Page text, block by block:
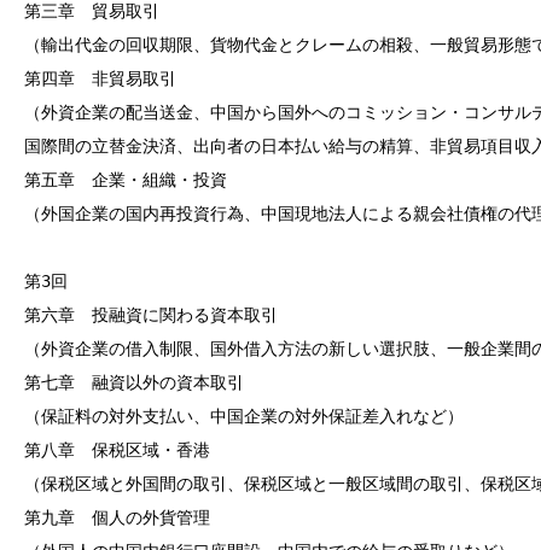
第三章　貿易取引
（輸出代金の回収期限、貨物代金とクレームの相殺、一般貿易形態
第四章　非貿易取引
（外資企業の配当送金、中国から国外へのコミッション・コンサ
国際間の立替金決済、出向者の日本払い給与の精算、非貿易項目収
第五章　企業・組織・投資
（外国企業の国内再投資行為、中国現地法人による親会社債権の代
第3回
第六章　投融資に関わる資本取引
（外資企業の借入制限、国外借入方法の新しい選択肢、一般企業
第七章　融資以外の資本取引
（保証料の対外支払い、中国企業の対外保証差入れなど）
第八章　保税区域・香港
（保税区域と外国間の取引、保税区域と一般区域間の取引、保税区
第九章　個人の外貨管理